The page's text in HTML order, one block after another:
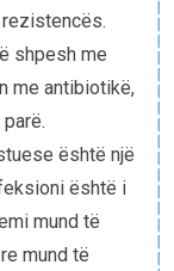
shpesh me
me antibiotikë,
është një
është i
mund të
mund të